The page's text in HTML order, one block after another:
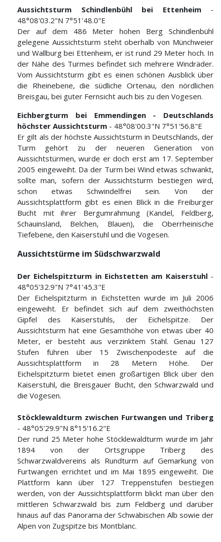
Aussichtsturm Schindlenbühl bei Ettenheim-
48°08'03.2"N 7°51'48.0"E
Der auf dem 486 Meter hohen Berg Schindlenbühl
gelegene Aussichtsturm steht oberhalb von Münchweier
und Wallburg bei Ettenheim, er ist rund 29 Meter hoch. In
der Nähe des Turmes befindet sich mehrere Windräder.
Vom Aussichtsturm gibt es einen schönen Ausblick über
die Rheinebene, die südliche Ortenau, den nördlichen
Breisgau, bei guter Fernsicht auch bis zu den Vogesen.
Eichbergturm bei Emmendingen - Deutschlands
höchster Aussichtsturm - 48°08'00.3"N 7°51'56.8"E
Er gilt als der höchste Aussichtsturm in Deutschlands, der
Turm gehört zu der neueren Generation von
Aussichtstürmen, wurde er doch erst am 17. September
2005 eingeweiht. Da der Turm bei Wind etwas schwankt,
sollte man, sofern der Aussichtsturm bestiegen wird,
schon etwas Schwindelfrei sein. Von der
Aussichtsplattform gibt es einen Blick in die Freiburger
Bucht mit ihrer Bergumrahmung (Kandel, Feldberg,
Schauinsland, Belchen, Blauen), die Oberrheinische
Tiefebene, den Kaiserstuhl und die Vogesen.
Aussichtstürme im Südschwarzwald
Der Eichelspitzturm in Eichstetten am Kaiserstuhl-
48°05'32.9"N 7°41'45.3"E
Der Eichelspitzturm in Eichstetten wurde im Juli 2006
eingeweiht. Er befindet sich auf dem zweithöchsten
Gipfel des Kaiserstuhls, der Eichelspitze. Der
Aussichtsturm hat eine Gesamthöhe von etwas über 40
Meter, er besteht aus verzinktem Stahl. Genau 127
Stufen führen über 15 Zwischenpodeste auf die
Aussichtsplattform in 28 Metern Höhe. Der
Eichelspitzturm bietet einen großartigen Blick über den
Kaiserstuhl, die Breisgauer Bucht, den Schwarzwald und
die Vogesen.
Stöcklewaldturm zwischen Furtwangen und Triberg
- 48°05'29.9"N 8°15'16.2"E
Der rund 25 Meter hohe Stöcklewaldturm wurde im Jahr
1894 von der Ortsgruppe Triberg des
Schwarzwaldvereins als Rundturm auf Gemarkung von
Furtwangen errichtet und im Mai 1895 eingeweiht. Die
Plattform kann über 127 Treppenstufen bestiegen
werden, von der Aussichtsplattform blickt man über den
mittleren Schwarzwald bis zum Feldberg und darüber
hinaus auf das Panorama der Schwäbischen Alb sowie der
Alpen von Zugspitze bis Montblanc.